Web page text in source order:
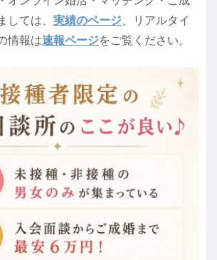
しては、 実績のページ、リアルタイ
情報は速報ページをご覧ください。